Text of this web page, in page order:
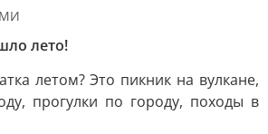
лето!
летом? Это пикник на вулкане,
прогулки по городу, походы в